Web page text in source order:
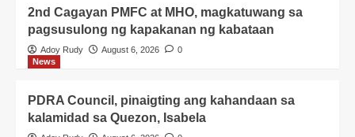
2nd Cagayan PMFC at MHO, magkatuwang sa
pagsusulong ng kapakanan ng kabataan
Adoy Rudy August 6, 2026
0
News
PDRA Council, pinaigting ang kahandaan sa
kalamidad sa Quezon, Isabela